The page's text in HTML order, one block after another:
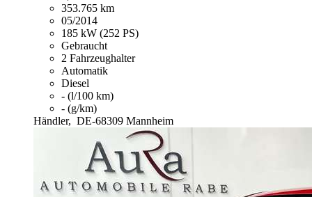
353.765 km
05/2014
185 kW (252 PS)
Gebraucht
2 Fahrzeughalter
Automatik
Diesel
- (l/100 km)
- (g/km)
Händler, DE-68309 Mannheim